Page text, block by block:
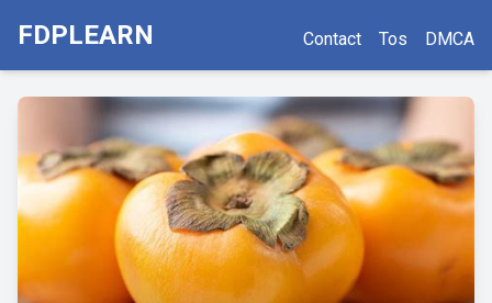
FDPLEARN Contact Tos DMCA